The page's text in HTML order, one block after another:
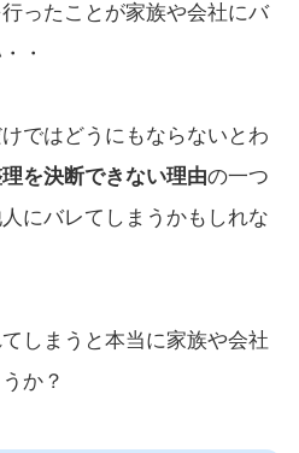
ったことが家族や会社にバ
・
ではどうにもならないとわ
を決断できない理由の一つ
にバレてしまうかもしれな
しまうと本当に家族や会社
か？